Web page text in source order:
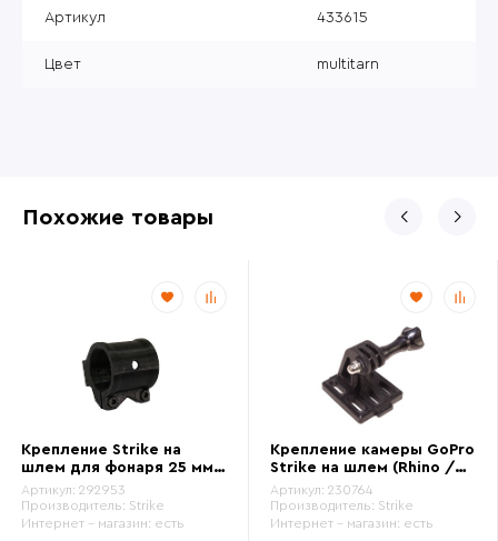
Артикул 433615
Цвет multitarn
Похожие товары
Крепление Strike на
шлем для фонаря 25 мм,
черный
Артикул: 292953
Производитель: Strike
Интернет - магазин: есть
Крепление камеры GoPro
Strike на шлем (Rhino /
NVG) с винтом, короткое
Артикул: 230764
Производитель: Strike
Интернет - магазин: есть